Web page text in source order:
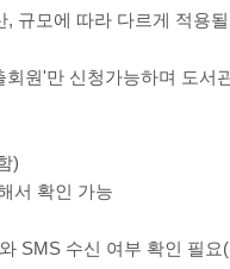
규모에 따라 다르게 적용
원'만 신청가능하며 도서
)
서 확인 가능
SMS 수신 여부 확인 필